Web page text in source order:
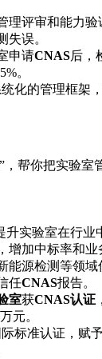
理评审和能力
失误。
申请CNAS后，
。
统化的管理框架
，帮你把实验室
升实验室在行业
增加中标率和业
能源检测等领域
任CNAS报告。
室获CNAS认证
元。
际标准认证，赋